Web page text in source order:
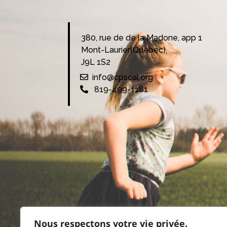
Nous respectons votre vie privée.
380, rue de de la Madone, app 1
Mont-Laurier(Québec),
J9L 1S2
info@cpscal.org
819-499-1181